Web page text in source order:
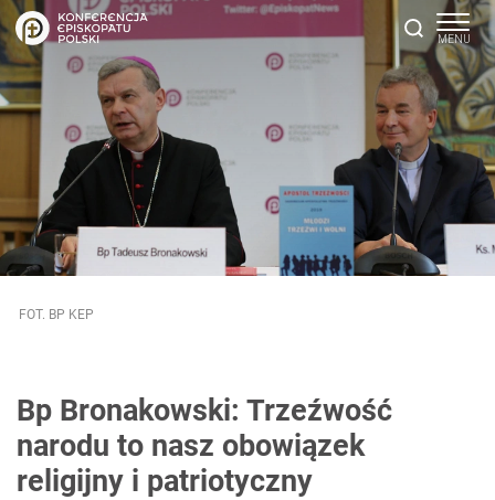
FOT. BP KEP
Bp Bronakowski: Trzeźwość
narodu to nasz obowiązek
religijny i patriotyczny